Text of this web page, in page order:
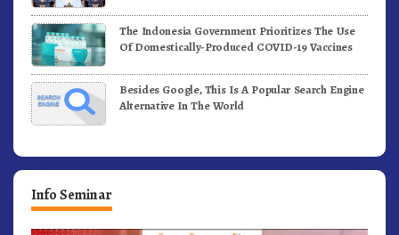
The Indonesia Government Prioritizes The Use
Of Domestically-Produced COVID-19 Vaccines
Besides Google, This Is A Popular Search Engine
Alternative In The World
Info Seminar